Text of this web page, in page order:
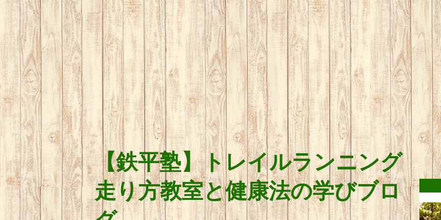
【鉄平塾】トレイルランニング
走り方教室と健康法の学びブロ